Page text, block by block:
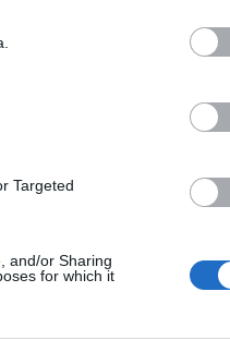
Targeted
and/or Sharing
for which it
mister
tre
questa
tifosi.
di S.
quando
sul
ai molti